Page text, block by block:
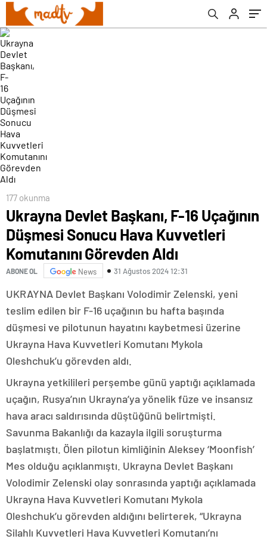
Komutanını Görevden Aldı
177 okunma
Ukrayna Devlet Başkanı, F-16 Uçağının
Düşmesi Sonucu Hava Kuvvetleri
Komutanını Görevden Aldı
ABONE OL News 31 Ağustos 2024 12:31
UKRAYNA Devlet Başkanı Volodimir Zelenski, yeni
teslim edilen bir F-16 uçağının bu hafta başında
düşmesi ve pilotunun hayatını kaybetmesi üzerine
Ukrayna Hava Kuvvetleri Komutanı Mykola
Oleshchuk’u görevden aldı.
Ukrayna yetkilileri perşembe günü yaptığı açıklamada
uçağın, Rusya’nın Ukrayna’ya yönelik füze ve insansız
hava aracı saldırısında düştüğünü belirtmişti.
Savunma Bakanlığı da kazayla ilgili soruşturma
başlatmıştı. Ölen pilotun kimliğinin Aleksey ‘Moonfish’
Mes olduğu açıklanmıştı. Ukrayna Devlet Başkanı
Volodimir Zelenski olay sonrasında yaptığı açıklamada
Ukrayna Hava Kuvvetleri Komutanı Mykola
Oleshchuk’u görevden aldığını belirterek, “Ukrayna
Silahlı Kuvvetleri Hava Kuvvetleri Komutanı’nı